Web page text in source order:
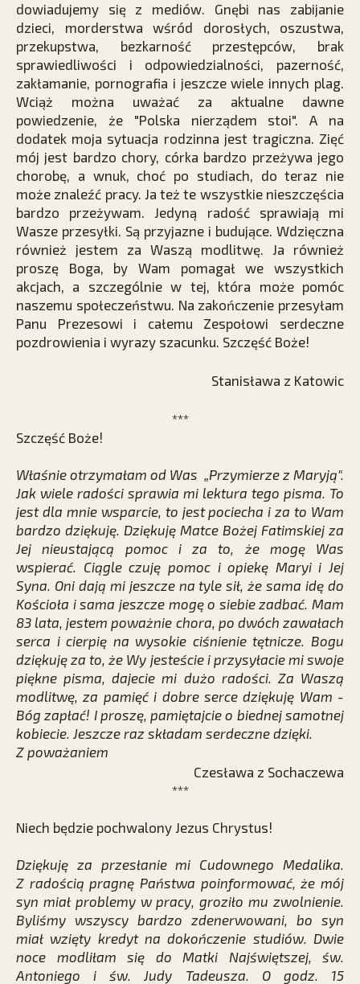
dowiadujemy się z mediów. Gnębi nas zabijanie
dzieci, morderstwa wśród dorosłych, oszustwa,
przekupstwa, bezkarność przestępców, brak
sprawiedliwości i odpowiedzialności, pazerność,
zakłamanie, pornografia i jeszcze wiele innych plag.
Wciąż można uważać za aktualne dawne
powiedzenie, że "Polska nierządem stoi". A na
dodatek moja sytuacja rodzinna jest tragiczna. Zięć
mój jest bardzo chory, córka bardzo przeżywa jego
chorobę, a wnuk, choć po studiach, do teraz nie
może znaleźć pracy. Ja też te wszystkie nieszczęścia
bardzo przeżywam. Jedyną radość sprawiają mi
Wasze przesyłki. Są przyjazne i budujące. Wdzięczna
również jestem za Waszą modlitwę. Ja również
proszę Boga, by Wam pomagał we wszystkich
akcjach, a szczególnie w tej, która może pomóc
naszemu społeczeństwu. Na zakończenie przesyłam
Panu Prezesowi i całemu Zespołowi serdeczne
pozdrowienia i wyrazy szacunku. Szczęść Boże!
Stanisława z Katowic
***
Szczęść Boże!
Właśnie otrzymałam od Was „Przymierze z Maryją".
Jak wiele radości sprawia mi lektura tego pisma. To
jest dla mnie wsparcie, to jest pociecha i za to Wam
bardzo dziękuję. Dziękuję Matce Bożej Fatimskiej za
Jej nieustającą pomoc i za to, że mogę Was
wspierać. Ciągle czuję pomoc i opiekę Maryi i Jej
Syna. Oni dają mi jeszcze na tyle sił, że sama idę do
Kościoła i sama jeszcze mogę o siebie zadbać. Mam
83 lata, jestem poważnie chora, po dwóch zawałach
serca i cierpię na wysokie ciśnienie tętnicze. Bogu
dziękuję za to, że Wy jesteście i przysyłacie mi swoje
piękne pisma, dajecie mi dużo radości. Za Waszą
modlitwę, za pamięć i dobre serce dziękuję Wam -
Bóg zapłać! I proszę, pamiętajcie o biednej samotnej
kobiecie. Jeszcze raz składam serdeczne dzięki.
Z poważaniem
Czesława z Sochaczewa
***
Niech będzie pochwalony Jezus Chrystus!
Dziękuję za przesłanie mi Cudownego Medalika.
Z radością pragnę Państwa poinformować, że mój
syn miał problemy w pracy, groziło mu zwolnienie.
Byliśmy wszyscy bardzo zdenerwowani, bo syn
miał wzięty kredyt na dokończenie studiów. Dwie
noce modliłam się do Matki Najświętszej, św.
Antoniego i św. Judy Tadeusza. O godz. 15